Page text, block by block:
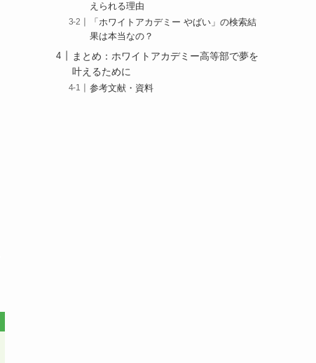
えられる理由
「ホワイトアカデミー やばい」の検索結
果は本当なの？
まとめ：ホワイトアカデミー高等部で夢を
叶えるために
参考文献・資料